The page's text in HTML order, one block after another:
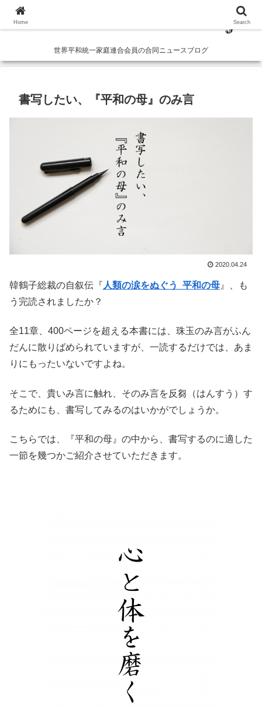
世界平和統一家庭連合会員の合同ニュースブログ
書写したい、『平和の母』のみ言
2020.04.24
韓鶴子総裁の自叙伝『 人類の涙をぬぐう 平和の母 』、も
う完読されましたか？
全11章、400ページを超える本書には、珠玉のみ言がふん
だんに散りばめられていますが、一読するだけでは、あま
りにもったいないですよね。
そこで、貴いみ言に触れ、そのみ言を反芻（はんすう）す
るためにも、書写してみるのはいかがでしょうか。
こちらでは、『平和の母』の中から、書写するのに適した
一節を幾つかご紹介させていただきます。
Home Search